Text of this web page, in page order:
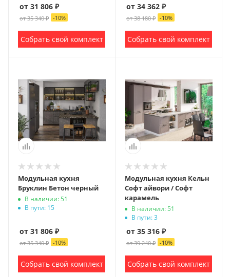
от 31 806 ₽
от 35 340 ₽ -10%
Собрать свой комплект
от 34 362 ₽
от 38 180 ₽ -10%
Собрать свой комплект
Модульная кухня
Бруклин Бетон черный
В наличии: 51
В пути: 15
от 31 806 ₽
от 35 340 ₽ -10%
Собрать свой комплект
Модульная кухня Кельн
Софт айвори / Софт
карамель
В наличии: 51
В пути: 3
от 35 316 ₽
от 39 240 ₽ -10%
Собрать свой комплект